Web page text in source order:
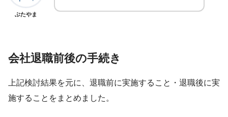
ぶたやま
会社退職前後の手続き
上記検討結果を元に、退職前に実施すること・退職後に実
施することをまとめました。